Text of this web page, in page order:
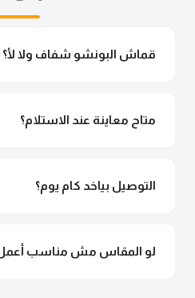
قماش البونشو شفاف ولا لأ؟
متاح معاينة عند الاستلام؟
التوصيل بياخد كام يوم؟
لو المقاس مش مناسب أعمل